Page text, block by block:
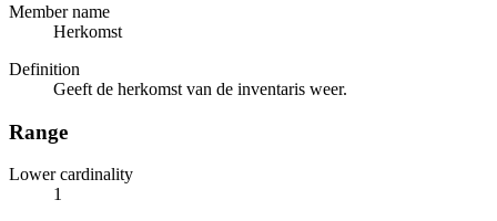
Member name
Herkomst
Definition
Geeft de herkomst van de inventaris weer.
Range
Lower cardinality
1